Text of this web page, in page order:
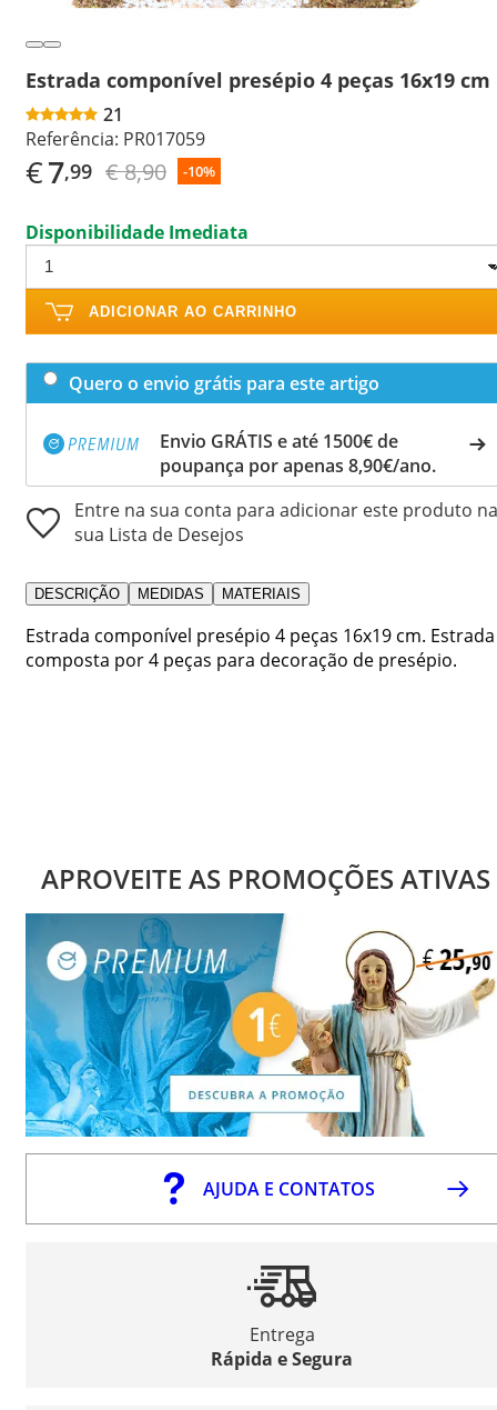
Estrada componível presépio 4 peças 16x19 cm
21
Referência: PR017059
€7,99 € 8,90 -10%
Disponibilidade Imediata
ADICIONAR AO CARRINHO
Quero o envio grátis para este artigo
Envio GRÁTIS e até 1500€ de
poupança por apenas 8,90€/ano.
Entre na sua conta para adicionar este produto na
sua Lista de Desejos
DESCRIÇÃO MEDIDAS MATERIAIS
Estrada componível presépio 4 peças 16x19 cm. Estrada
composta por 4 peças para decoração de presépio.
APROVEITE AS PROMOÇÕES ATIVAS
AJUDA E CONTATOS
Entrega
Rápida e Segura